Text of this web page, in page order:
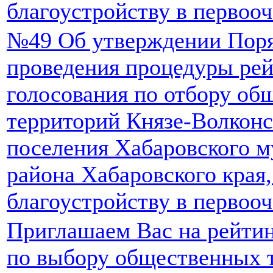
благоустройству в
№49 Об утверждении
проведения процедуры
голосования по отбору
территорий Князе-
поселения Хабаровского
района Хабаровского
благоустройству в
Приглашаем Вас на
по выбору общественных